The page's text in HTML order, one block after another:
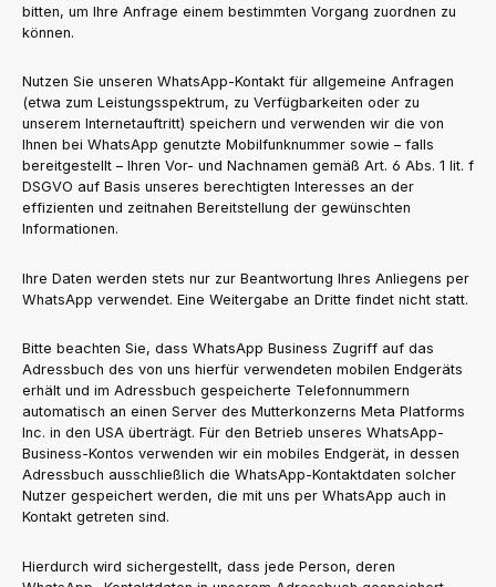
bitten, um Ihre Anfrage einem bestimmten Vorgang zuordnen zu
können.
Nutzen Sie unseren WhatsApp-Kontakt für allgemeine Anfragen
(etwa zum Leistungsspektrum, zu Verfügbarkeiten oder zu
unserem Internetauftritt) speichern und verwenden wir die von
Ihnen bei WhatsApp genutzte Mobilfunknummer sowie – falls
bereitgestellt – Ihren Vor- und Nachnamen gemäß Art. 6 Abs. 1 lit. f
DSGVO auf Basis unseres berechtigten Interesses an der
effizienten und zeitnahen Bereitstellung der gewünschten
Informationen.
Ihre Daten werden stets nur zur Beantwortung Ihres Anliegens per
WhatsApp verwendet. Eine Weitergabe an Dritte findet nicht statt.
Bitte beachten Sie, dass WhatsApp Business Zugriff auf das
Adressbuch des von uns hierfür verwendeten mobilen Endgeräts
erhält und im Adressbuch gespeicherte Telefonnummern
automatisch an einen Server des Mutterkonzerns Meta Platforms
Inc. in den USA überträgt. Für den Betrieb unseres WhatsApp-
Business-Kontos verwenden wir ein mobiles Endgerät, in dessen
Adressbuch ausschließlich die WhatsApp-Kontaktdaten solcher
Nutzer gespeichert werden, die mit uns per WhatsApp auch in
Kontakt getreten sind.
Hierdurch wird sichergestellt, dass jede Person, deren